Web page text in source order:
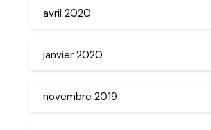
avril 2020
janvier 2020
novembre 2019